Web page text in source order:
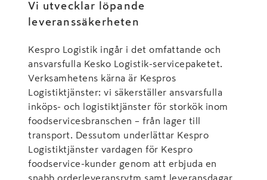
Vi utvecklar löpande
leveranssäkerheten
Kespro Logistik ingår i det omfattande och
ansvarsfulla Kesko Logistik-servicepaketet.
Verksamhetens kärna är Kespros
Logistiktjänster: vi säkerställer ansvarsfulla
inköps- och logistiktjänster för storkök inom
foodservicesbranschen – från lager till
transport. Dessutom underlättar Kespro
Logistiktjänster vardagen för Kespro
foodservice-kunder genom att erbjuda en
snabb orderleveransrytm samt leveransdagar